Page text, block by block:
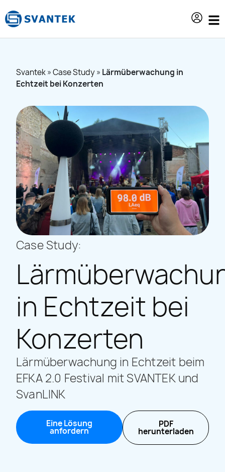
springen
Svantek»Case Study» Lärmüberwachung in
Echtzeit bei Konzerten
Case Study:
in Echtzeit bei
Konzerten
Lärmüberwachung in Echtzeit beim
EFKA 2.0 Festival mit SVANTEK und
SvanLINK
Eine Lösung
anfordern
PDF
herunterladen